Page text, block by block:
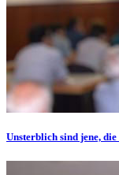
Unsterblich sind jene,